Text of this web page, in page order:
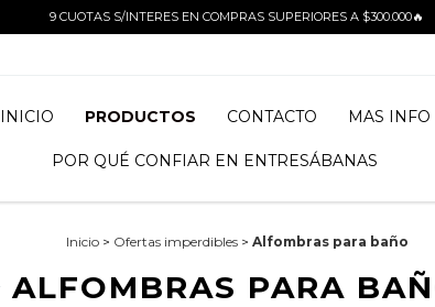
9 CUOTAS S/INTERES EN COMPRAS SUPERIORES A $300.000🔥
INICIO PRODUCTOS CONTACTO MAS INFO
POR QUÉ CONFIAR EN ENTRESÁBANAS
Inicio > Ofertas imperdibles > Alfombras para baño
ALFOMBRAS PARA